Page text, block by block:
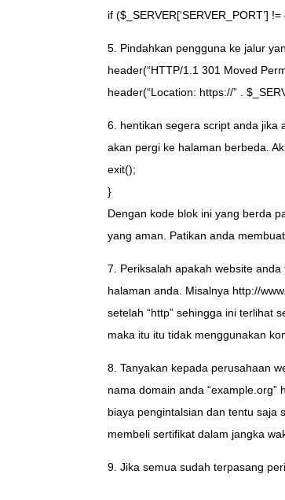
if ($_SERVER[‘SERVER_PORT’]
5. Pindahkan pengguna ke jalur
header(“HTTP/1.1 301 Moved
header(“Location: https://” .
6. hentikan segera script anda jika
akan pergi ke halaman berbeda.
exit();
}
Dengan kode blok ini yang berda
yang aman. Patikan anda
7. Periksalah apakah website
halaman anda. Misalnya http://
setelah “http” sehingga ini terlihat
maka itu itu tidak menggunakan
8. Tanyakan kepada perusahaan
nama domain anda
biaya pengintalsian dan tentu saja
membeli sertifikat dalam jangka
9. Jika semua sudah terpasang